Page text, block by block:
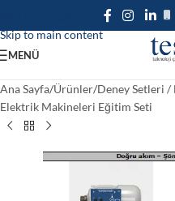
Skip to main content
MENÜ
Ana Sayfa/Ürünler/Deney Setleri
Elektrik Makineleri Eğitim Seti